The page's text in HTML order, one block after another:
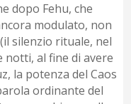
dopo Fehu, che
modulato, non
(il silenzio rituale, nel
notti, al fine di avere
la potenza del Caos
ordinante del